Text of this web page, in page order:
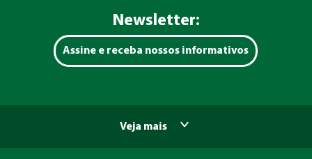
Newsletter:
Assine e receba nossos informativos
Veja mais